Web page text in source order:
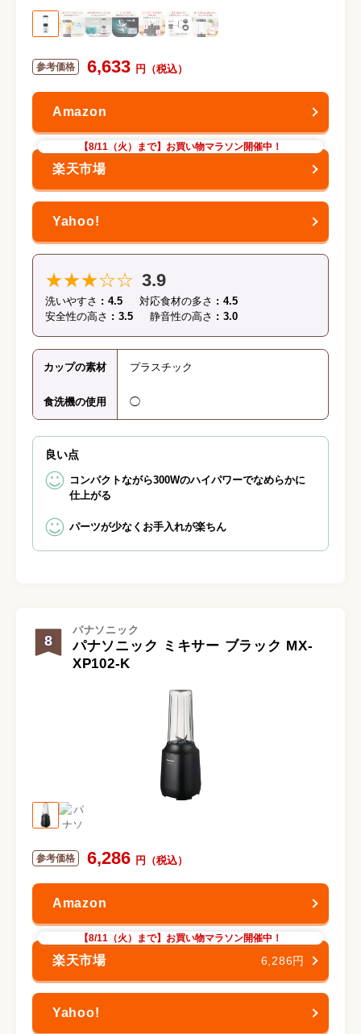
6,633
【8/11（火）まで】お買い物マラソン開催中！
★★★☆☆ 3.9
洗いやすさ 4.5 対応食材の多さ
4.5
安全性の高さ
3.5 静音性の高さ 3.0
カップの素材 プラスチック
食洗機の使用 ◯
良い点
コンパクトながら300Wのハイパワーでなめらかに
仕上がる
パーツが少なくお手入れが楽ちん
8
パナソニック
パナソニック ミキサー ブラック MX-
XP102-K
6,286
【8/11（火）まで】お買い物マラソン開催中！
6,286円